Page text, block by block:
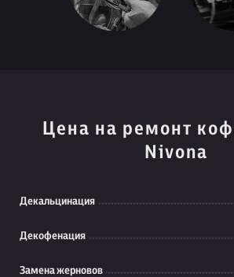
Цена на ремонт
Nivona
Декальцинация
Декофенация
Замена жерновов